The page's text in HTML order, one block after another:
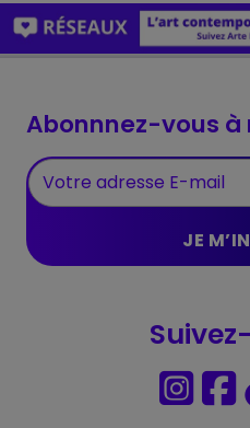
Abonnnez-vous